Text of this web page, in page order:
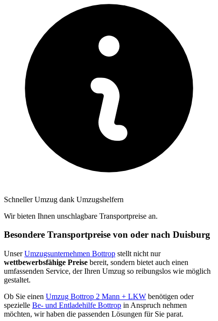
Schneller Umzug dank Umzugshelfern
Wir bieten Ihnen unschlagbare Transportpreise an.
Besondere Transportpreise von oder nach Duisburg
UnserUmzugsunternehmen Bottrop stellt nicht nur
wettbewerbsfähige Preise bereit, sondern bietet auch einen
umfassenden Service, der Ihren Umzug so reibungslos wie möglich
gestaltet.
Ob Sie einen Umzug Bottrop 2 Mann + LKW benötigen oder
spezielle Be- und Entladehilfe Bottrop in Anspruch nehmen
möchten, wir haben die passenden Lösungen für Sie parat.